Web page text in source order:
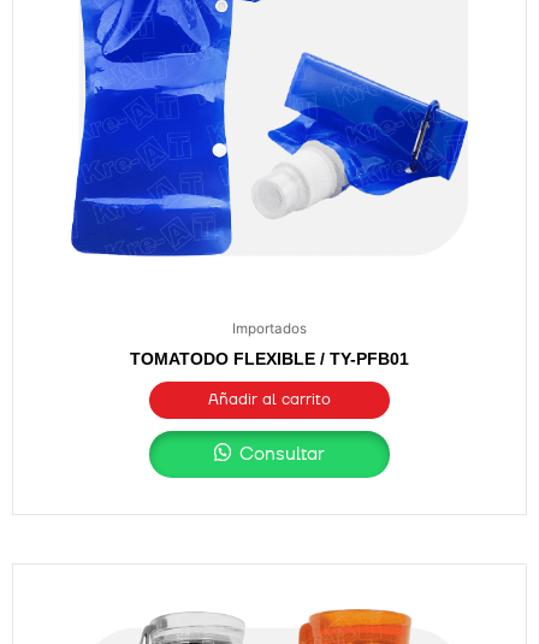
Importados
TOMATODO FLEXIBLE / TY-PFB01
Añadir al carrito
Consultar